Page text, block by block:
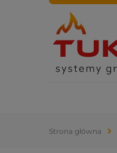
Strona główna